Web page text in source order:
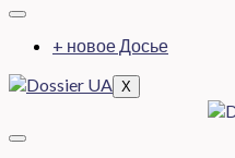
+ новое Досье
X